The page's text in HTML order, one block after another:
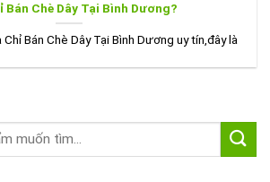
Bán Chè Dây Tại Bình Dương?
Bán Chè Dây Tại Bình Dương uy tín,đây là